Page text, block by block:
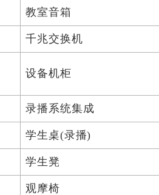
教室音箱
千兆交换机
设备机柜
录播系统集成
学生桌(录播)
学生凳
观摩椅